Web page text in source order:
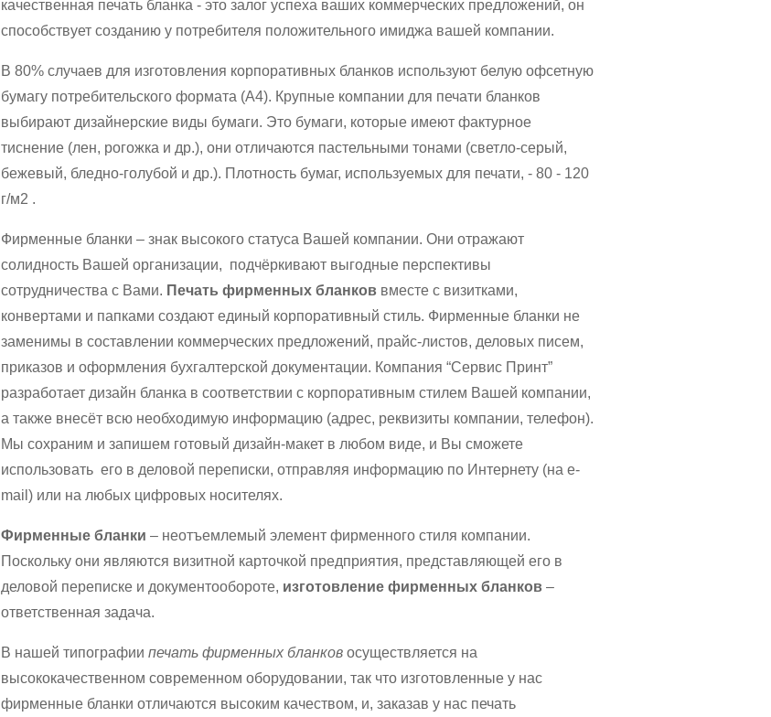
качественная печать бланка - это залог успеха ваших коммерческих предложений, он
способствует созданию у потребителя положительного имиджа вашей компании.
В 80% случаев для изготовления корпоративных бланков используют белую офсетную
бумагу потребительского формата (А4). Крупные компании для печати бланков
выбирают дизайнерские виды бумаги. Это бумаги, которые имеют фактурное
тиснение (лен, рогожка и др.), они отличаются пастельными тонами (светло-серый,
бежевый, бледно-голубой и др.). Плотность бумаг, используемых для печати, - 80 - 120
г/м2 .
Фирменные бланки – знак высокого статуса Вашей компании. Они отражают
солидность Вашей организации, подчёркивают выгодные перспективы
сотрудничества с Вами. Печать фирменных бланков вместе с визитками,
конвертами и папками создают единый корпоративный стиль. Фирменные бланки не
заменимы в составлении коммерческих предложений, прайс-листов, деловых писем,
приказов и оформления бухгалтерской документации. Компания “Сервис Принт”
разработает дизайн бланка в соответствии с корпоративным стилем Вашей компании,
а также внесёт всю необходимую информацию (адрес, реквизиты компании, телефон).
Мы сохраним и запишем готовый дизайн-макет в любом виде, и Вы сможете
использовать его в деловой переписки, отправляя информацию по Интернету (на e-
mail) или на любых цифровых носителях.
Фирменные бланки – неотъемлемый элемент фирменного стиля компании.
Поскольку они являются визитной карточкой предприятия, представляющей его в
деловой переписке и документообороте, изготовление фирменных бланков –
ответственная задача.
В нашей типографии печать фирменных бланков осуществляется на
высококачественном современном оборудовании, так что изготовленные у нас
фирменные бланки отличаются высоким качеством, и, заказав у нас печать